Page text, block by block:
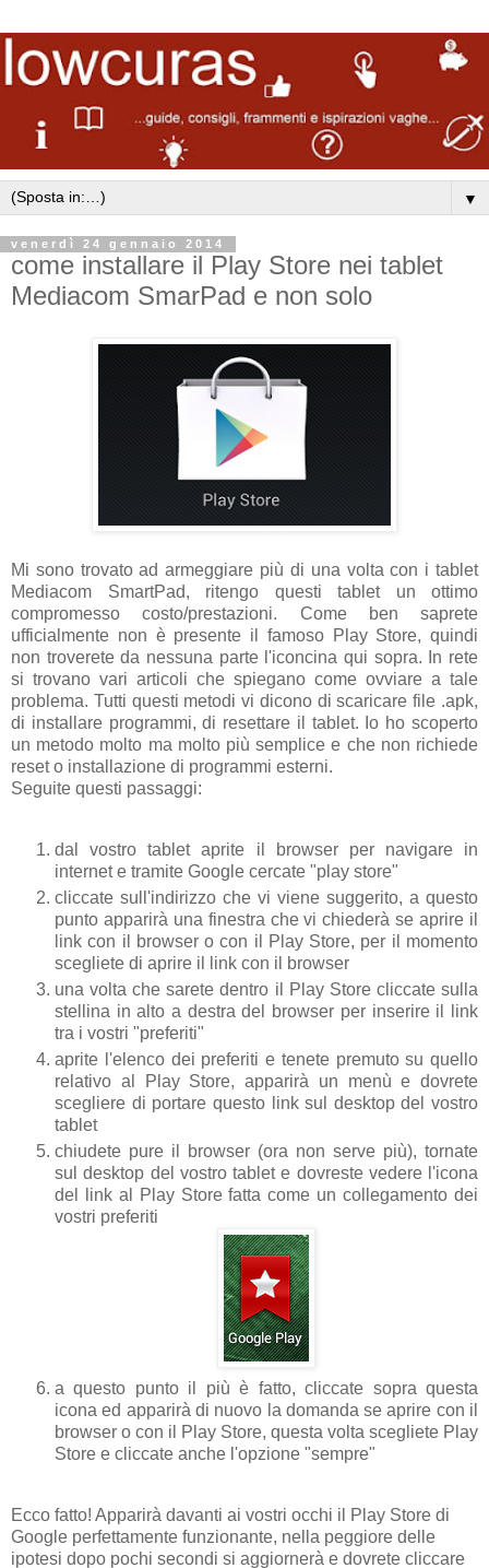
▼
venerdì 24 gennaio 2014
come installare il Play Store nei tablet
Mediacom SmarPad e non solo
Mi sono trovato ad armeggiare più di una volta con i tablet
Mediacom SmartPad, ritengo questi tablet un ottimo
compromesso costo/prestazioni. Come ben saprete
ufficialmente non è presente il famoso Play Store, quindi
non troverete da nessuna parte l'iconcina qui sopra. In rete
si trovano vari articoli che spiegano come ovviare a tale
problema. Tutti questi metodi vi dicono di scaricare file .apk,
di installare programmi, di resettare il tablet. Io ho scoperto
un metodo molto ma molto più semplice e che non richiede
reset o installazione di programmi esterni.
Seguite questi passaggi:
dal vostro tablet aprite il browser per navigare in
internet e tramite Google cercate "play store"
cliccate sull'indirizzo che vi viene suggerito, a questo
punto apparirà una finestra che vi chiederà se aprire il
link con il browser o con il Play Store, per il momento
scegliete di aprire il link con il browser
una volta che sarete dentro il Play Store cliccate sulla
stellina in alto a destra del browser per inserire il link
tra i vostri "preferiti"
aprite l'elenco dei preferiti e tenete premuto su quello
relativo al Play Store, apparirà un menù e dovrete
scegliere di portare questo link sul desktop del vostro
tablet
chiudete pure il browser (ora non serve più), tornate
sul desktop del vostro tablet e dovreste vedere l'icona
del link al Play Store fatta come un collegamento dei
vostri preferiti
a questo punto il più è fatto, cliccate sopra questa
icona ed apparirà di nuovo la domanda se aprire con il
browser o con il Play Store, questa volta scegliete Play
Store e cliccate anche l'opzione "sempre"
Ecco fatto! Apparirà davanti ai vostri occhi il Play Store di
Google perfettamente funzionante, nella peggiore delle
ipotesi dopo pochi secondi si aggiornerà e dovrete cliccare